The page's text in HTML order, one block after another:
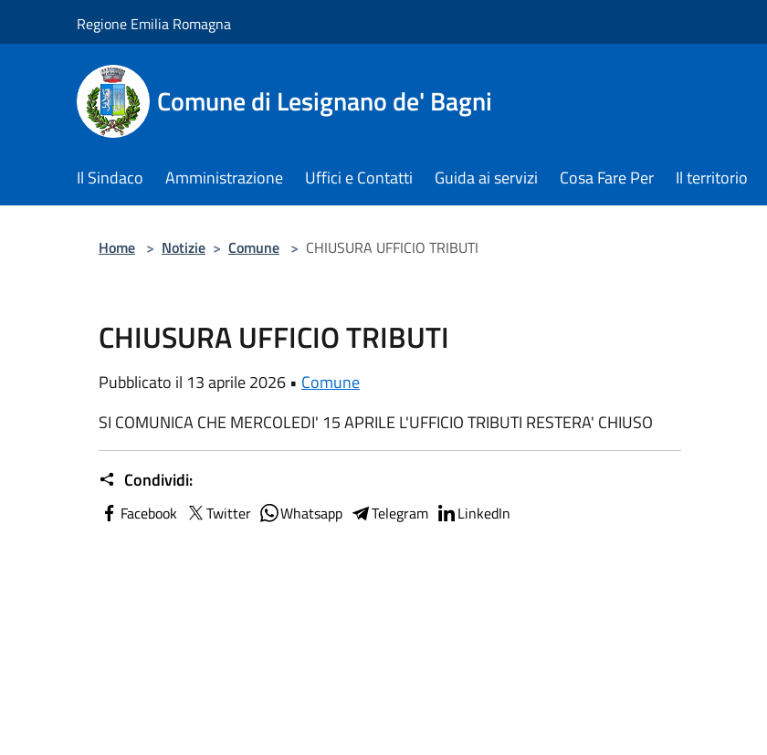
Regione Emilia Romagna
Comune di Lesignano de' Bagni
Il Sindaco Amministrazione Uffici e Contatti Guida ai servizi Cosa Fare Per Il territorio
Home > Notizie > Comune > CHIUSURA UFFICIO TRIBUTI
CHIUSURA UFFICIO TRIBUTI
Pubblicato il 13 aprile 2026 • Comune
SI COMUNICA CHE MERCOLEDI' 15 APRILE L'UFFICIO TRIBUTI RESTERA' CHIUSO
Condividi:
Facebook Twitter Whatsapp Telegram LinkedIn